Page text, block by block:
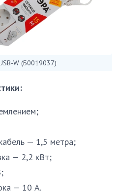
W (Б0019037)
— 1,5 метра;
— 2,2 кВт;
— 10 А.